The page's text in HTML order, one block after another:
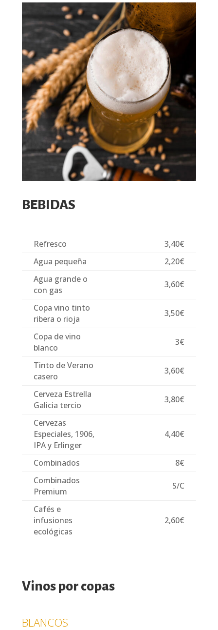
BEBIDAS
Refresco
3,40€
Agua pequeña
2,20€
Agua grande o
con gas
3,60€
Copa vino tinto
ribera o rioja
3,50€
Copa de vino
blanco
3€
Tinto de Verano
casero
3,60€
Cerveza Estrella
Galicia tercio
3,80€
Cervezas
Especiales, 1906,
IPA y Erlinger
4,40€
Combinados
8€
Combinados
Premium
S/C
Cafés e
infusiones
ecológicas
2,60€
Vinos por copas
BLANCOS